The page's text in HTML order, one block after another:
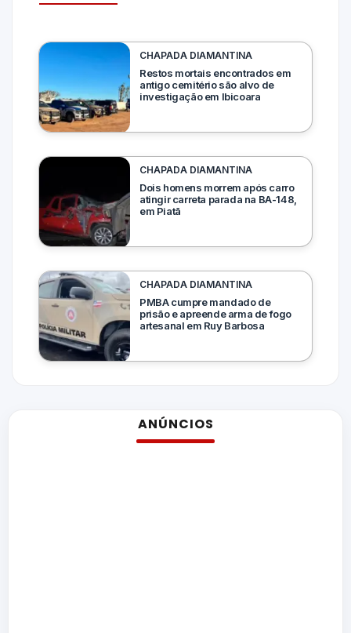
CHAPADA DIAMANTINA
Restos mortais encontrados em
antigo cemitério são alvo de
investigação em Ibicoara
CHAPADA DIAMANTINA
Dois homens morrem após carro
atingir carreta parada na BA-148,
em Piatã
CHAPADA DIAMANTINA
PMBA cumpre mandado de
prisão e apreende arma de fogo
artesanal em Ruy Barbosa
ANÚNCIOS